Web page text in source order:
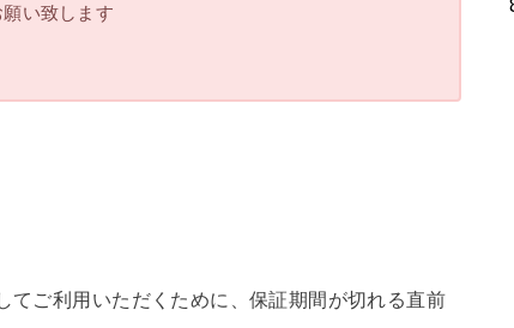
い致します
ご利用いただくために、保証期間が切れる直前